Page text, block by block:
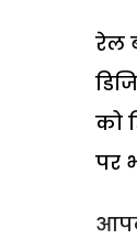
रेल
को
पर